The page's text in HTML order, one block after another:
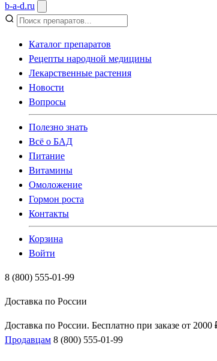
b-a-d.ru
Каталог препаратов
Рецепты народной медицины
Лекарственные растения
Новости
Вопросы
Полезно знать
Всё о БАД
Питание
Витамины
Омоложение
Гормон роста
Контакты
Корзина
Войти
8 (800) 555-01-99
Доставка по России
Доставка по России. Бесплатно при заказе от 2000
Продавцам 8 (800) 555-01-99